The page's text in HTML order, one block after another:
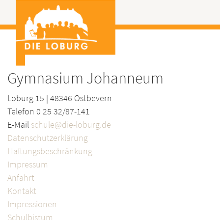
Gymnasium Johanneum
Loburg 15 | 48346 Ostbevern
Telefon 0 25 32/87-141
E-Mail schule@die-loburg.de
Datenschutzerklärung
Haftungsbeschränkung
Impressum
Anfahrt
Kontakt
Impressionen
Schulbistum